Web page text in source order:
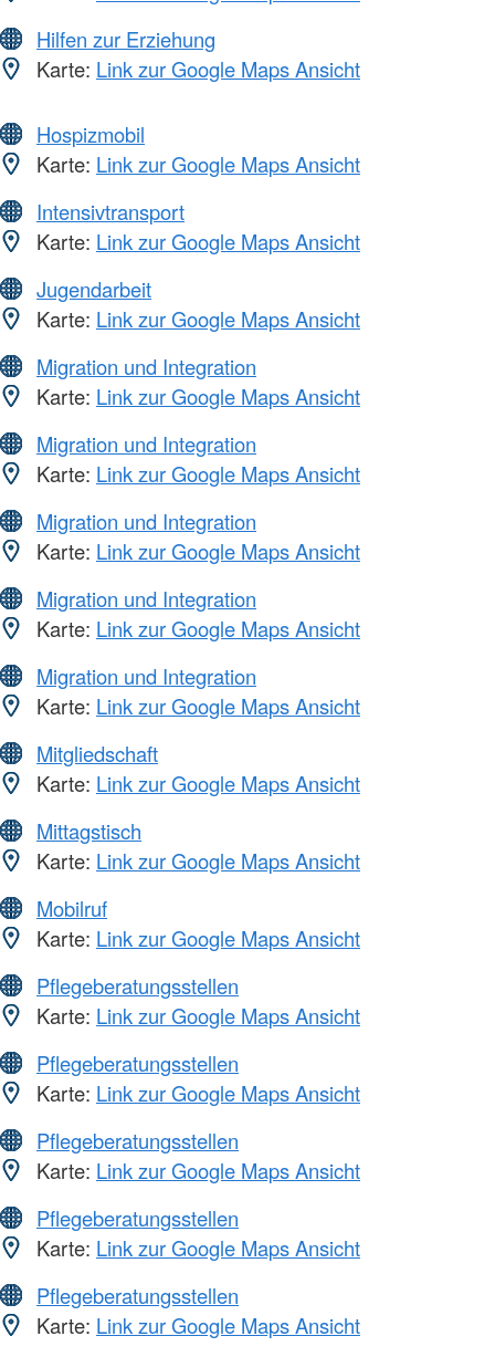
Hilfen zur Erziehung
Karte: Link zur Google Maps Ansicht
Hospizmobil
Karte: Link zur Google Maps Ansicht
Intensivtransport
Karte: Link zur Google Maps Ansicht
Jugendarbeit
Karte: Link zur Google Maps Ansicht
Migration und Integration
Karte: Link zur Google Maps Ansicht
Migration und Integration
Karte: Link zur Google Maps Ansicht
Migration und Integration
Karte: Link zur Google Maps Ansicht
Migration und Integration
Karte: Link zur Google Maps Ansicht
Migration und Integration
Karte: Link zur Google Maps Ansicht
Mitgliedschaft
Karte: Link zur Google Maps Ansicht
Mittagstisch
Karte: Link zur Google Maps Ansicht
Mobilruf
Karte: Link zur Google Maps Ansicht
Pflegeberatungsstellen
Karte: Link zur Google Maps Ansicht
Pflegeberatungsstellen
Karte: Link zur Google Maps Ansicht
Pflegeberatungsstellen
Karte: Link zur Google Maps Ansicht
Pflegeberatungsstellen
Karte: Link zur Google Maps Ansicht
Pflegeberatungsstellen
Karte: Link zur Google Maps Ansicht